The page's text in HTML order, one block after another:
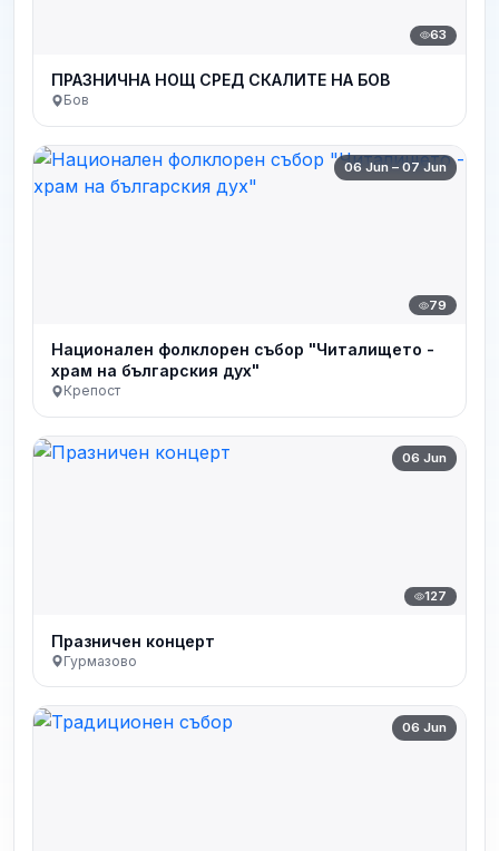
63
ПРАЗНИЧНА НОЩ СРЕД СКАЛИТЕ НА БОВ
Бов
06 Jun – 07 Jun
79
Национален фолклорен събор "Читалището -
храм на българския дух"
Крепост
06 Jun
127
Празничен концерт
Гурмазово
06 Jun